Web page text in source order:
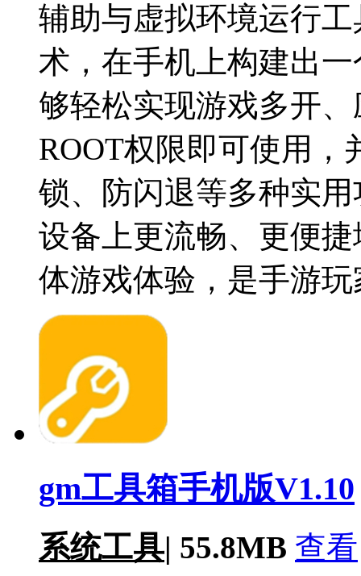
辅助与虚拟环境运行
术，在手机上构建出
够轻松实现游戏多开
ROOT权限即可使用
锁、防闪退等多种实
设备上更流畅、更便
体游戏体验，是手游
gm工具箱手机版V1.10
系统工具| 55.8MB 查看